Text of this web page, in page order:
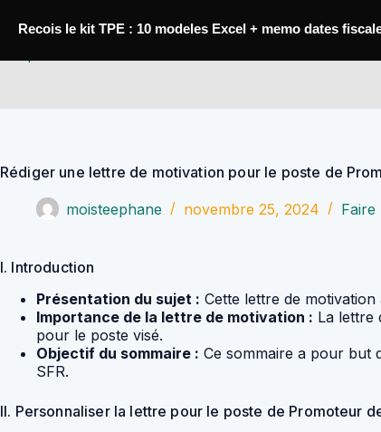
Rédiger une lettre de motivation pour le poste de
moisteephane novembre 25, 2024 Faire
I. Introduction
Présentation du sujet : Cette lettre de
Importance de la lettre de motivation : La lettre
pour le poste visé.
Objectif du sommaire : Ce sommaire a pour but
SFR.
II. Personnaliser la lettre pour le poste de Promoteur
Recois le kit TPE : 10 modeles Excel + memo dates